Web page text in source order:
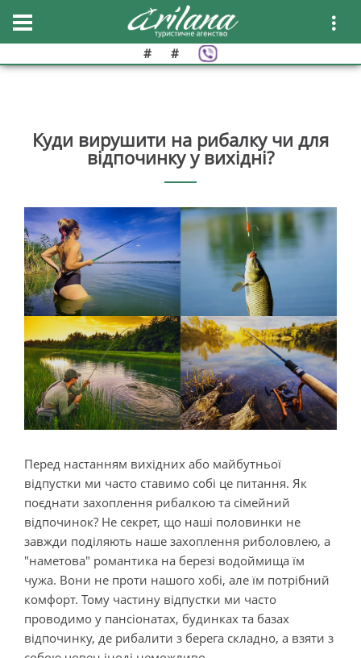
# #
Куди вирушити на рибалку чи для
відпочинку у вихідні?
Перед настанням вихідних або майбутньої
відпустки ми часто ставимо собі це питання. Як
поєднати захоплення рибалкою та сімейний
відпочинок? Не секрет, що наші половинки не
завжди поділяють наше захоплення риболовлею, а
"наметова" романтика на березі водоймища їм
чужа. Вони не проти нашого хобі, але їм потрібний
комфорт. Тому частину відпустки ми часто
проводимо у пансіонатах, будинках та базах
відпочинку, де рибалити з берега складно, а взяти з